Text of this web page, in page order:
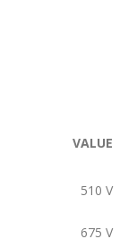
VALUE
510 V
675 V